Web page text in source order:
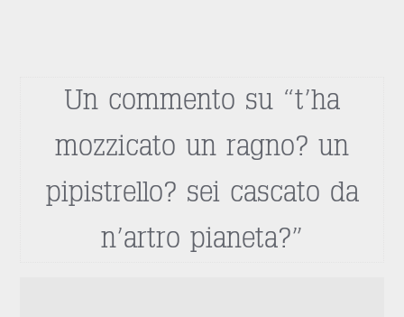
Un commento su “t’ha
mozzicato un ragno? un
pipistrello? sei cascato da
n’artro pianeta?”